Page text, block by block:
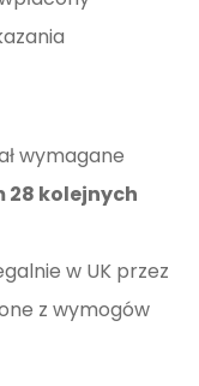
wymagane
28 kolejnych
w UK przez
z wymogów